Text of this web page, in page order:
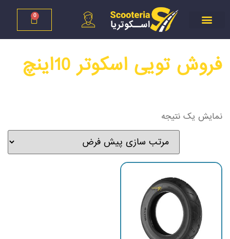
0
فروش تویی اسکوتر 10اینچ
نمایش یک نتیجه